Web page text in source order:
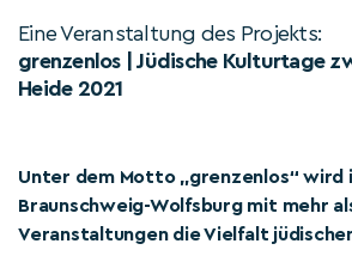
Eine Veranstaltung des Projekts:
grenzenlos | Jüdische Kulturtage
Heide 2021
Unter dem Motto „grenzenlos“ wird
Braunschweig-Wolfsburg mit mehr
Veranstaltungen die Vielfalt